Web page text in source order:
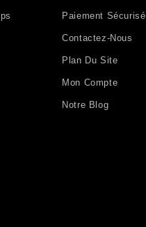
Paiement Sécurisé
Contactez-Nous
Plan Du Site
Mon Compte
Notre Blog